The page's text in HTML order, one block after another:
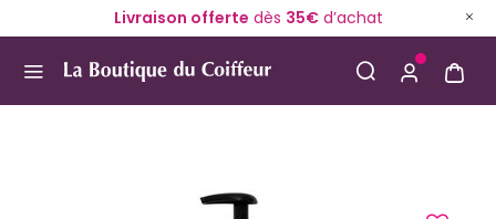
Livraison offerte dès 35€d’achat